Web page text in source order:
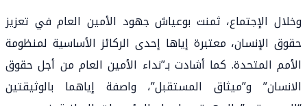
وخلال الإجتماع، ثمنت بوعياش جهود الأمين العام في تعزيز
حقوق الإنسان، معتبرة إياها إحدى الركائز الأساسية لمنظومة
الأمم المتحدة. كما أشادت بـ”نداء الأمين العام من أجل حقوق
الانسان” و”ميثاق المستقبل”، واصفة إياهما بالوثيقتين